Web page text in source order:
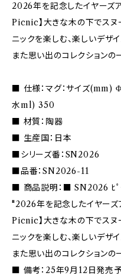
2026年を記念したイヤーズ
Picnic】大きな木の下でスヌ
ニックを楽しむ、楽しいデザ
また思い出のコレクションの
■ 仕様：マグ：サイズ
水ml) 350
■ 材質：陶器
■ 生産国：日本
■シリーズ番：SN2026
■品番：SN2026-11
■ 商品説明：■ SN2026 ﾋ
"2026年を記念したイヤー
Picnic】大きな木の下でスヌ
ニックを楽しむ、楽しいデザ
また思い出のコレクションの
■ 備考：25年9月12日発売